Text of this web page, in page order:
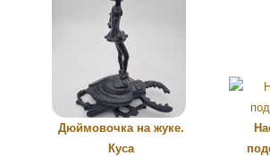
Дюймовочка на жуке.
Куса